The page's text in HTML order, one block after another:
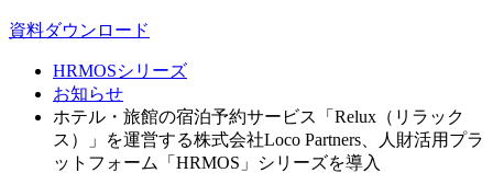
資料ダウンロード
HRMOSシリーズ
お知らせ
ホテル・旅館の宿泊予約サービス「Relux（リラック
ス）」を運営する株式会社Loco Partners、人財活用プラ
ットフォーム「HRMOS」シリーズを導入